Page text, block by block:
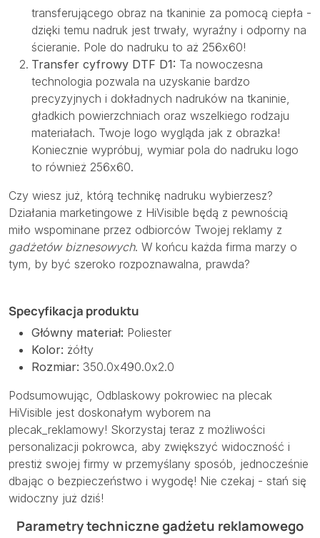
transferującego obraz na tkaninie za pomocą ciepła -
dzięki temu nadruk jest trwały, wyraźny i odporny na
ścieranie. Pole do nadruku to aż 256x60!
Transfer cyfrowy DTF D1: Ta nowoczesna
technologia pozwala na uzyskanie bardzo
precyzyjnych i dokładnych nadruków na tkaninie,
gładkich powierzchniach oraz wszelkiego rodzaju
materiałach. Twoje logo wygląda jak z obrazka!
Koniecznie wypróbuj, wymiar pola do nadruku logo
to również 256x60.
Czy wiesz już, którą technikę nadruku wybierzesz?
Działania marketingowe z HiVisible będą z pewnością
miło wspominane przez odbiorców Twojej reklamy z
gadżetów biznesowych. W końcu każda firma marzy o
tym, by być szeroko rozpoznawalna, prawda?
Specyfikacja produktu
Główny materiał: Poliester
Kolor: żółty
Rozmiar: 350.0x490.0x2.0
Podsumowując, Odblaskowy pokrowiec na plecak
HiVisible jest doskonałym wyborem na
plecak_reklamowy! Skorzystaj teraz z możliwości
personalizacji pokrowca, aby zwiększyć widoczność i
prestiż swojej firmy w przemyślany sposób, jednocześnie
dbając o bezpieczeństwo i wygodę! Nie czekaj - stań się
widoczny już dziś!
Parametry techniczne gadżetu reklamowego